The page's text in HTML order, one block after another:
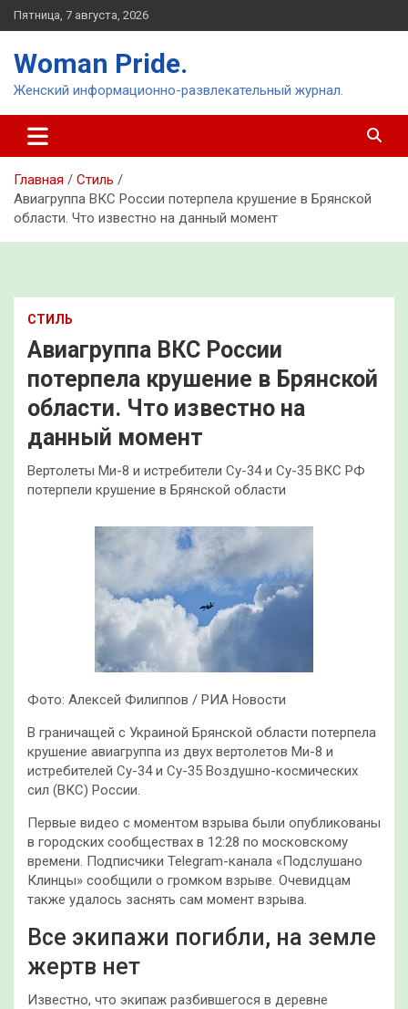
Перейти
к
Пятница, 7 августа, 2026
Woman Pride.
Женский информационно-развлекательный журнал.
Главная
Стиль
Авиагруппа ВКС России потерпела крушение в Брянской
области. Что известно на данный момент
СТИЛЬ
Авиагруппа ВКС России
потерпела крушение в Брянской
области. Что известно на
данный момент
Вертолеты Ми-8 и истребители Су-34 и Су-35 ВКС РФ
потерпели крушение в Брянской области
Фото: Алексей Филиппов / РИА Новости
В граничащей с Украиной Брянской области потерпела
крушение авиагруппа из двух вертолетов Ми-8 и
истребителей Су-34 и Су-35 Воздушно-космических
сил (ВКС) России.
Первые видео с моментом взрыва были опубликованы
в городских сообществах в 12:28 по московскому
времени. Подписчики Telegram-канала «Подслушано
Клинцы» сообщили о громком взрыве. Очевидцам
также удалось заснять сам момент взрыва.
Все экипажи погибли, на земле
жертв нет
Известно, что экипаж разбившегося в деревне